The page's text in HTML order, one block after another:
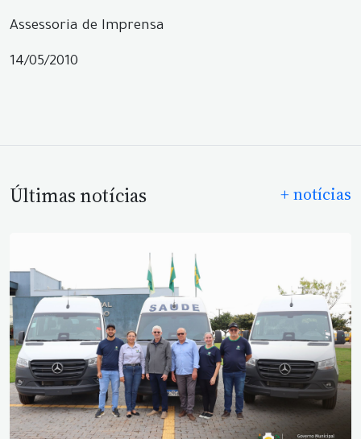
Assessoria de Imprensa
14/05/2010
Últimas notícias + notícias